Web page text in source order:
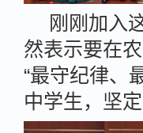
刚刚加入
然表示要在
“最守纪律、
中学生，坚